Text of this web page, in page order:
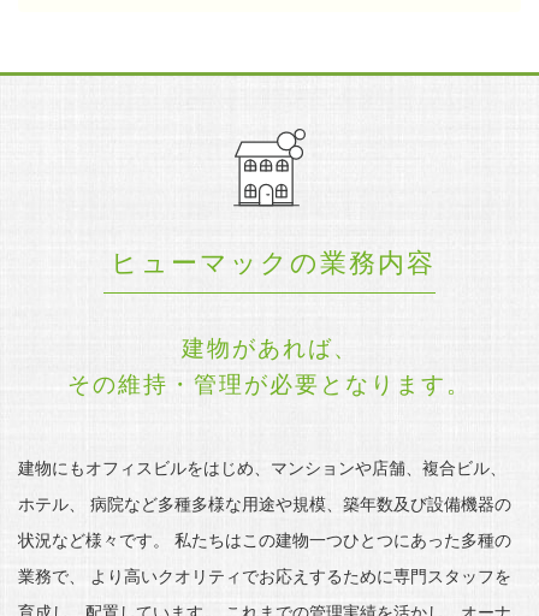
ヒューマックの業務内容
建物があれば、
その維持・管理が必要となります。
建物にもオフィスビルをはじめ、マンションや店舗、複合ビル、
ホテル、
病院など多種多様な用途や規模、築年数及び設備機器の
状況など様々です。
私たちはこの建物一つひとつにあった多種の
業務で、
より高いクオリティでお応えするために専門スタッフを